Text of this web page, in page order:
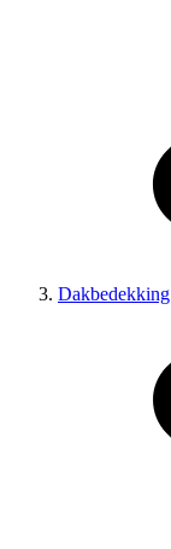
Dakbedekking